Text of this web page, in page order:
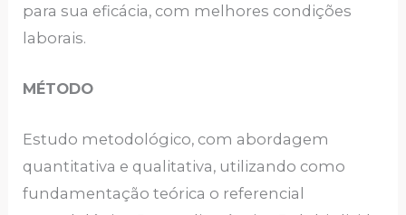
para sua eficácia, com melhores condições
laborais.
MÉTODO
Estudo metodológico, com abordagem
quantitativa e qualitativa, utilizando como
fundamentação teórica o referencial